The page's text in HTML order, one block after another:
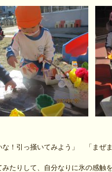
な！引っ掻いてみよう」 「まぜ
みたりして、自分なりに氷の感触